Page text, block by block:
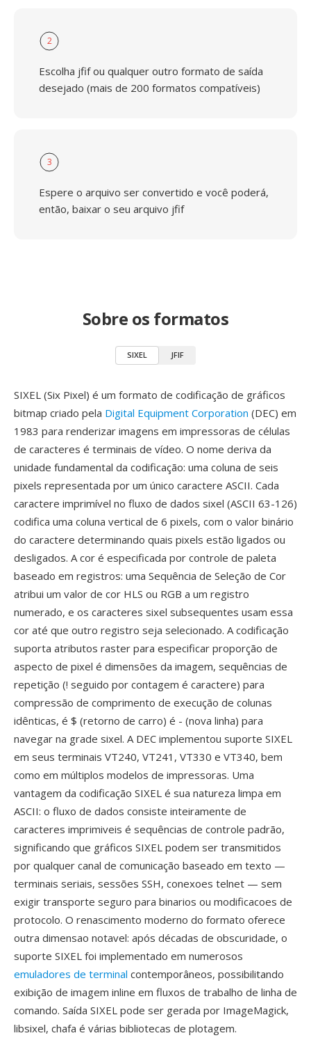
2
Escolha jfif ou qualquer outro formato de saída
desejado (mais de 200 formatos compatíveis)
3
Espere o arquivo ser convertido e você poderá,
então, baixar o seu arquivo jfif
Sobre os formatos
SIXEL JFIF
SIXEL (Six Pixel) é um formato de codificação de gráficos
bitmap criado pela Digital Equipment Corporation (DEC) em
1983 para renderizar imagens em impressoras de células
de caracteres é terminais de vídeo. O nome deriva da
unidade fundamental da codificação: uma coluna de seis
pixels representada por um único caractere ASCII. Cada
caractere imprimível no fluxo de dados sixel (ASCII 63-126)
codifica uma coluna vertical de 6 pixels, com o valor binário
do caractere determinando quais pixels estão ligados ou
desligados. A cor é especificada por controle de paleta
baseado em registros: uma Sequência de Seleção de Cor
atribui um valor de cor HLS ou RGB a um registro
numerado, e os caracteres sixel subsequentes usam essa
cor até que outro registro seja selecionado. A codificação
suporta atributos raster para especificar proporção de
aspecto de pixel é dimensões da imagem, sequências de
repetição (! seguido por contagem é caractere) para
compressão de comprimento de execução de colunas
idênticas, é $ (retorno de carro) é - (nova linha) para
navegar na grade sixel. A DEC implementou suporte SIXEL
em seus terminais VT240, VT241, VT330 e VT340, bem
como em múltiplos modelos de impressoras. Uma
vantagem da codificação SIXEL é sua natureza limpa em
ASCII: o fluxo de dados consiste inteiramente de
caracteres imprimiveis é sequências de controle padrão,
significando que gráficos SIXEL podem ser transmitidos
por qualquer canal de comunicação baseado em texto —
terminais seriais, sessões SSH, conexoes telnet — sem
exigir transporte seguro para binarios ou modificacoes de
protocolo. O renascimento moderno do formato oferece
outra dimensao notavel: após décadas de obscuridade, o
suporte SIXEL foi implementado em numerosos
emuladores de terminal contemporâneos, possibilitando
exibição de imagem inline em fluxos de trabalho de linha de
comando. Saída SIXEL pode ser gerada por ImageMagick,
libsixel, chafa é várias bibliotecas de plotagem.